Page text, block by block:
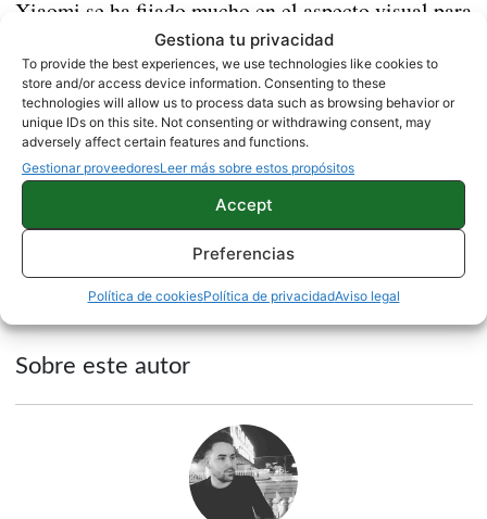
Gestiona tu privacidad
To provide the best experiences, we use technologies like cookies to
store and/or access device information. Consenting to these
technologies will allow us to process data such as browsing behavior or
unique IDs on this site. Not consenting or withdrawing consent, may
adversely affect certain features and functions.
Gestionar proveedoresLeer más sobre estos propósitos
Accept
Preferencias
Política de cookiesPolítica de privacidadAviso legal
Xiaomi se ha fijado mucho en el aspecto visual para
dar un mayor atractivo al Mi MIX Alpha. En este
caso hablamos de unaanimación de carga digna
de verque permite conocer el estado de la batería
según lo que se ilumine el dispositivo al completo.
Volvemos a lo mismo, no es muy útil pero consigue
generar un gran impacto visual.
Sobre este autor